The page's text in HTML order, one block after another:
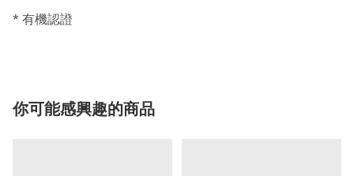
* 有機認證
你可能感興趣的商品